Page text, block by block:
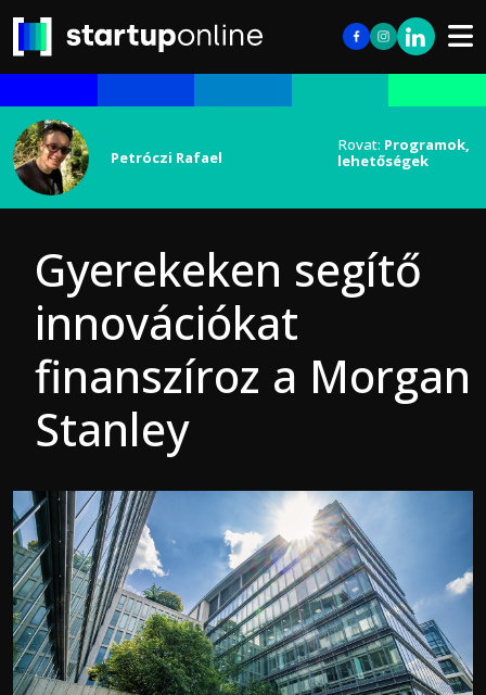
Petróczi Rafael
Rovat: Programok,
lehetőségek
Gyerekeken segítő
innovációkat
finanszíroz a Morgan
Stanley